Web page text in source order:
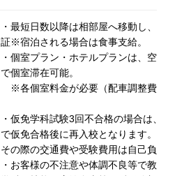
・最短日数以降は相部屋へ移動し、移
証※宿泊される場合は食事支給。
・個室プラン・ホテルプランは、空き
で個室滞在可能。
※各個室料金が必要（配車調整費用
・仮免学科試験3回不合格の場合は、
で仮免合格後に再入校となります。
その際の交通費や受験費用は自己負担
・お客様の不注意や体調不良等で教習